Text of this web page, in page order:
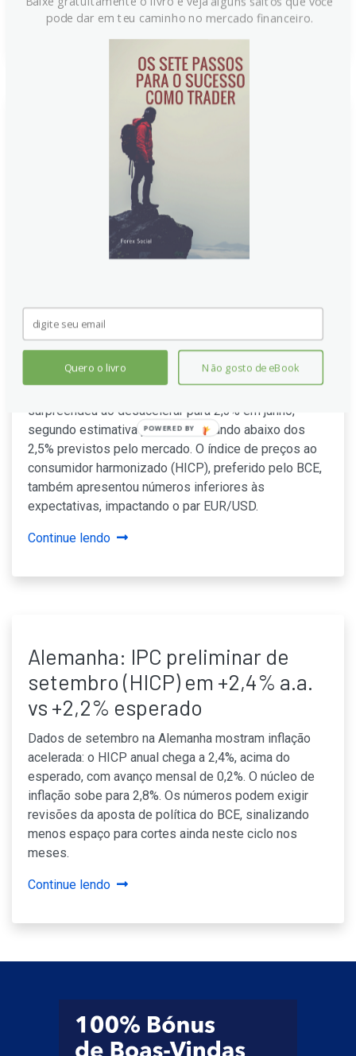
Continue lendo
Inflação na Alemanha em Junho:
CPI desacelera para 2,3%,
abaixo do esperado
surpreendeu ao desacelerar para 2,3% em junho,
segundo estimativa preliminar, ficando abaixo dos
2,5% previstos pelo mercado. O índice de preços ao
consumidor harmonizado (HICP), preferido pelo BCE,
também apresentou números inferiores às
expectativas, impactando o par EUR/USD.
Continue lendo
Alemanha: IPC preliminar de
setembro (HICP) em +2,4% a.a.
vs +2,2% esperado
Dados de setembro na Alemanha mostram inflação
acelerada: o HICP anual chega a 2,4%, acima do
esperado, com avanço mensal de 0,2%. O núcleo de
inflação sobe para 2,8%. Os números podem exigir
revisões da aposta de política do BCE, sinalizando
menos espaço para cortes ainda neste ciclo nos
meses.
Continue lendo
pode dar em teu caminho no mercado financeiro.
Quero o livro Não gosto de eBook
POWERED BY